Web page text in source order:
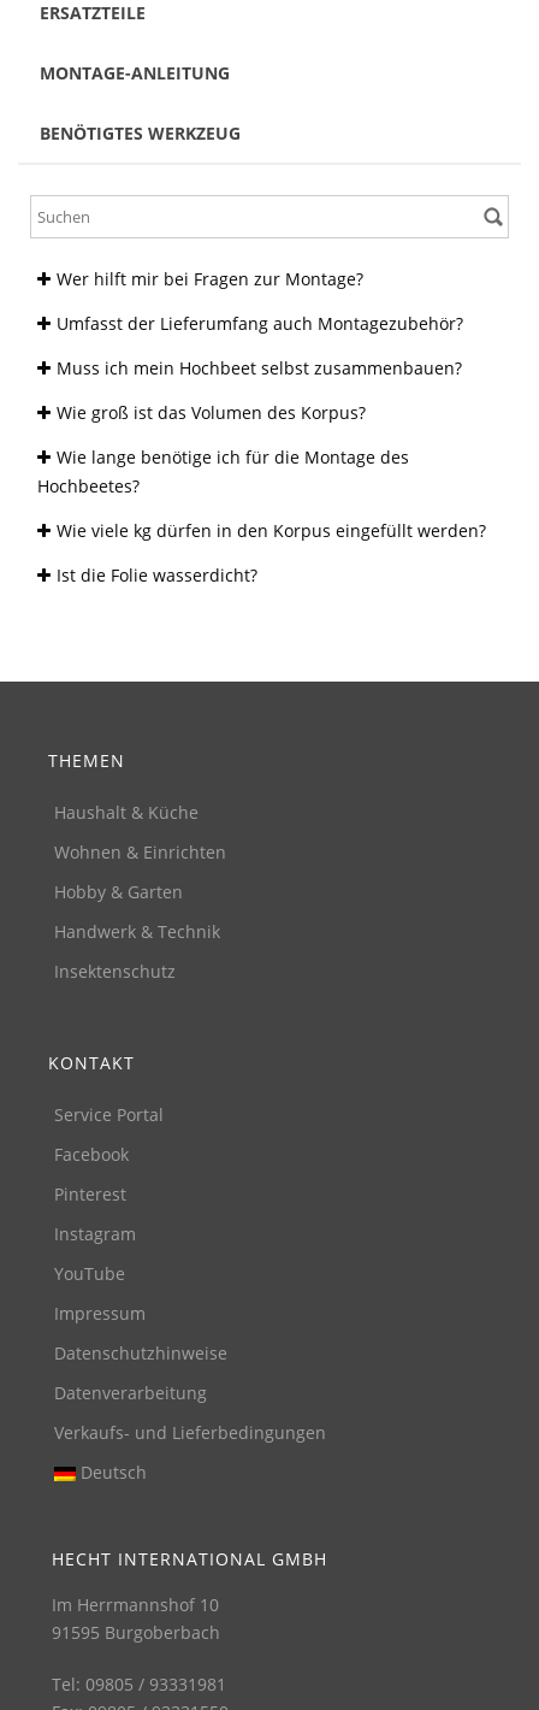
ERSATZTEILE
MONTAGE-ANLEITUNG
BENÖTIGTES WERKZEUG
Wer hilft mir bei Fragen zur Montage?
Umfasst der Lieferumfang auch Montagezubehör?
Muss ich mein Hochbeet selbst zusammenbauen?
Wie groß ist das Volumen des Korpus?
Wie lange benötige ich für die Montage des
Hochbeetes?
Wie viele kg dürfen in den Korpus eingefüllt werden?
Ist die Folie wasserdicht?
THEMEN
Haushalt & Küche
Wohnen & Einrichten
Hobby & Garten
Handwerk & Technik
Insektenschutz
KONTAKT
Service Portal
Facebook
Pinterest
Instagram
YouTube
Impressum
Datenschutzhinweise
Datenverarbeitung
Verkaufs- und Lieferbedingungen
Deutsch
HECHT INTERNATIONAL GMBH
Im Herrmannshof 10
91595 Burgoberbach
Tel: 09805 / 93331981